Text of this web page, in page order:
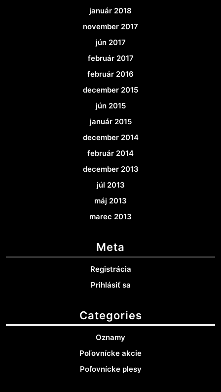
január 2018
november 2017
jún 2017
február 2017
február 2016
december 2015
jún 2015
január 2015
december 2014
február 2014
december 2013
júl 2013
máj 2013
marec 2013
Meta
Registrácia
Prihlásiť sa
Categories
Oznamy
Poľovnícke akcie
Poľovnícke plesy